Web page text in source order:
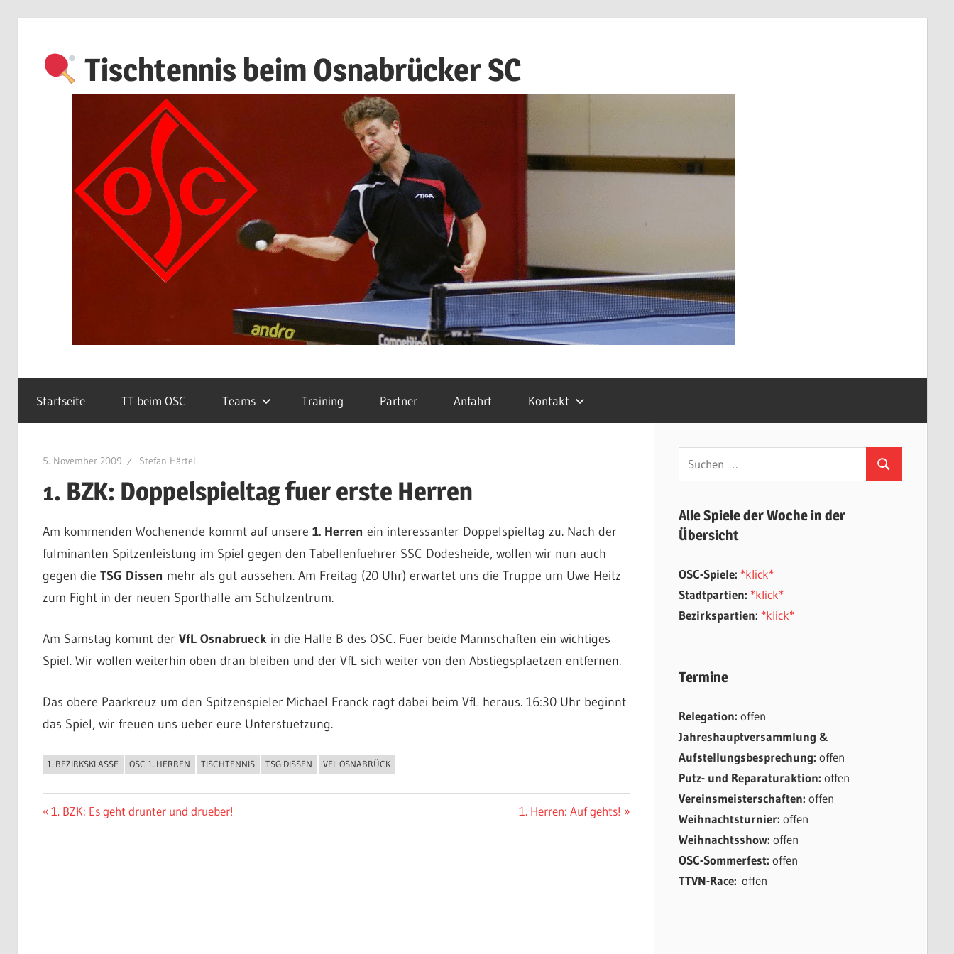
springen
Tischtennis beim Osnabrücker SC
Startseite TT beim OSC Teams Training Partner Anfahrt Kontakt
5. November 2009 Stefan Härtel
1. BZK: Doppelspieltag fuer erste Herren
Am kommenden Wochenende kommt auf unsere 1. Herren ein interessanter Doppelspieltag zu. Nach der
fulminanten Spitzenleistung im Spiel gegen den Tabellenfuehrer SSC Dodesheide, wollen wir nun auch
gegen die TSG Dissen mehr als gut aussehen. Am Freitag (20 Uhr) erwartet uns die Truppe um Uwe Heitz
zum Fight in der neuen Sporthalle am Schulzentrum.
Am Samstag kommt der VfL Osnabrueckin die Halle B des OSC. Fuer beide Mannschaften ein wichtiges
Spiel. Wir wollen weiterhin oben dran bleiben und der VfL sich weiter von den Abstiegsplaetzen entfernen.
Das obere Paarkreuz um den Spitzenspieler Michael Franck ragt dabei beim VfL heraus. 16:30 Uhr beginnt
das Spiel, wir freuen uns ueber eure Unterstuetzung.
ALLGEMEIN
1. BEZIRKSKLASSE OSC 1. HERREN TISCHTENNIS TSG DISSEN VFL OSNABRÜCK
Beitragsnavigation
Vorheriger
1. BZK: Es geht drunter und drueber!
Nächster
1. Herren: Auf gehts!
Suchen
nach:
Suchen
Alle Spiele der Woche in der
Übersicht
OSC-Spiele: *klick*
Stadtpartien: *klick*
Bezirkspartien: *klick*
Termine
Relegation: offen
Jahreshauptversammlung &
Aufstellungsbesprechung: offen
Putz- und Reparaturaktion: offen
Vereinsmeisterschaften: offen
Weihnachtsturnier: offen
Weihnachtsshow: offen
OSC-Sommerfest: offen
TTVN-Race: offen